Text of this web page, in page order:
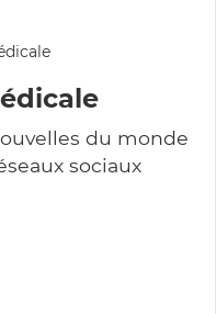
du monde
sociaux